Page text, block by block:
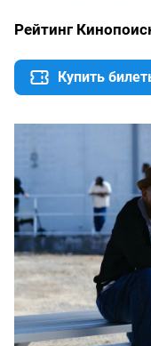
Рейтинг
Купить